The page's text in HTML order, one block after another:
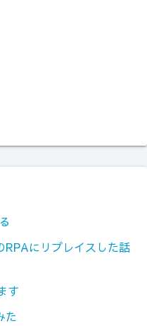
にリプレイスした話
す
た